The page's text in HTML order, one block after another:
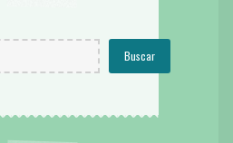
Buscar